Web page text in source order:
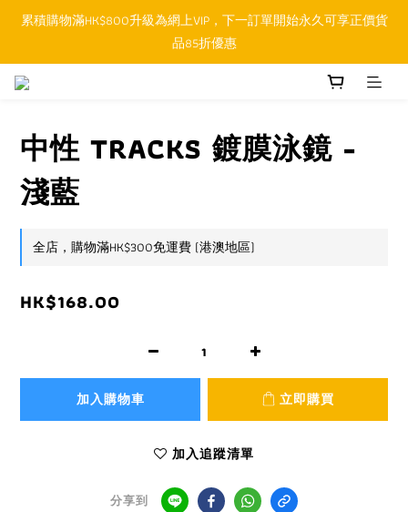
順豐香港SFHK APP取件通知功能將取代SMS短訊
累積購物滿HK$800升級為網上VIP，下一訂單開始永久可享正價貨
品85折優惠
順豐香港SFHK APP取件通知功能將取代SMS短訊
中性 TRACKS 鍍膜泳鏡 -
淺藍
全店，購物滿HK$300免運費 (港澳地區)
HK$168.00
加入購物車 立即購買
加入追蹤清單
分享到